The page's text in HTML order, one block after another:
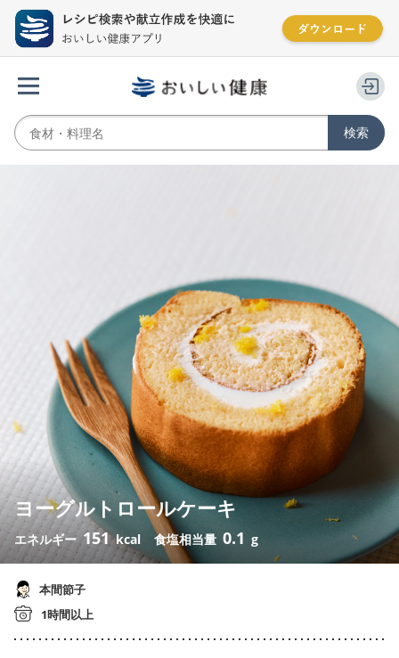
ヨーグルトロールケーキ
エネルギー151 kcal 食塩相当量 0.1 g
本間節子
1時間以上